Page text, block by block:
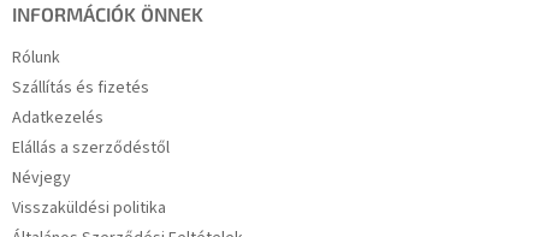
INFORMÁCIÓK ÖNNEK
Rólunk
Szállítás és fizetés
Adatkezelés
Elállás a szerződéstől
Névjegy
Visszaküldési politika